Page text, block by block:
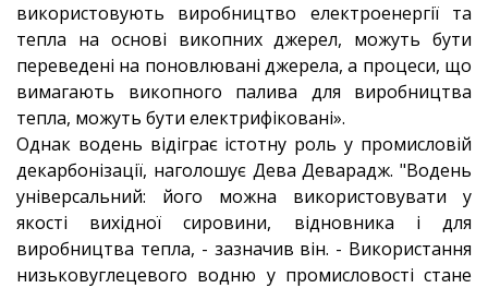
використовують виробництво електроенергії та
тепла на основі викопних джерел, можуть бути
переведені на поновлювані джерела, а процеси, що
вимагають викопного палива для виробництва
тепла, можуть бути електрифіковані».
Однак водень відіграє істотну роль у промисловій
декарбонізації, наголошує Дева Деварадж. "Водень
універсальний: його можна використовувати у
якості вихідної сировини, відновника і для
виробництва тепла, - зазначив він. - Використання
низьковуглецевого водню у промисловості стане